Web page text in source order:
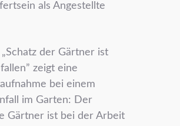
als Angestellte
„Schatz der Gärtner ist
zeigt eine
bei einem
im Garten: Der
Gärtner ist bei der Arbeit